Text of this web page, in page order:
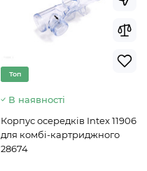
Топ
В наявності
Корпус осередків Intex 11906
для комбі-картриджного
28674